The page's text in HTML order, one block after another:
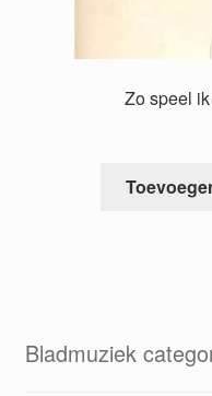
Zo speel
Bladmuziek